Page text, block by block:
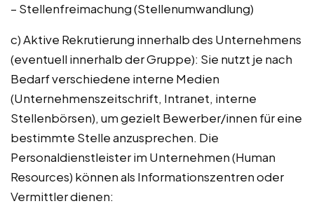
– Stellenfreimachung (Stellenumwandlung)
c) Aktive Rekrutierung innerhalb des Unternehmens
(eventuell innerhalb der Gruppe): Sie nutzt je nach
Bedarf verschiedene interne Medien
(Unternehmenszeitschrift, Intranet, interne
Stellenbörsen), um gezielt Bewerber/innen für eine
bestimmte Stelle anzusprechen. Die
Personaldienstleister im Unternehmen (Human
Resources) können als Informationszentren oder
Vermittler dienen: